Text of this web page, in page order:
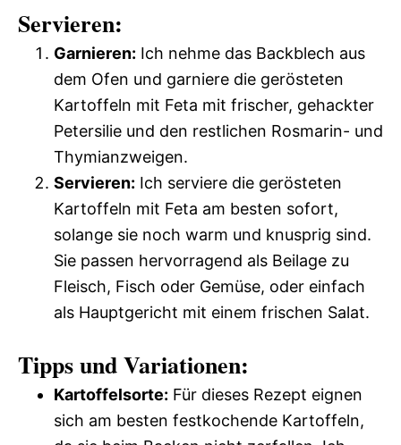
Servieren:
Garnieren: Ich nehme das Backblech aus
dem Ofen und garniere die gerösteten
Kartoffeln mit Feta mit frischer, gehackter
Petersilie und den restlichen Rosmarin- und
Thymianzweigen.
Servieren: Ich serviere die gerösteten
Kartoffeln mit Feta am besten sofort,
solange sie noch warm und knusprig sind.
Sie passen hervorragend als Beilage zu
Fleisch, Fisch oder Gemüse, oder einfach
als Hauptgericht mit einem frischen Salat.
Tipps und Variationen:
Kartoffelsorte: Für dieses Rezept eignen
sich am besten festkochende Kartoffeln,